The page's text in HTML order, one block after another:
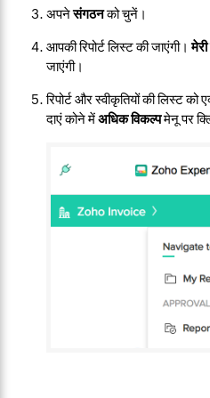
अपनेसंगठनको चुनें।
आपकी रिपोर्ट लिस्ट की जाएंगी।मेरी
जाएंगी।
रिपोर्ट और स्वीकृतियों की लिस्ट
दाएं कोने मेंअधिक विकल्पमेनू पर